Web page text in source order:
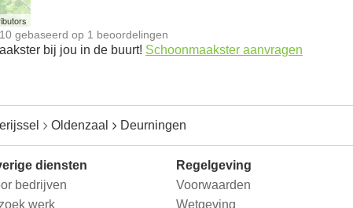
10 gebaseerd op 1 beoordelingen
bij jou in de buurt! Schoonmaakster aanvragen
Oldenzaal Deurningen
diensten
bedrijven
zoek werk
Regelgeving
Voorwaarden
Wetgeving